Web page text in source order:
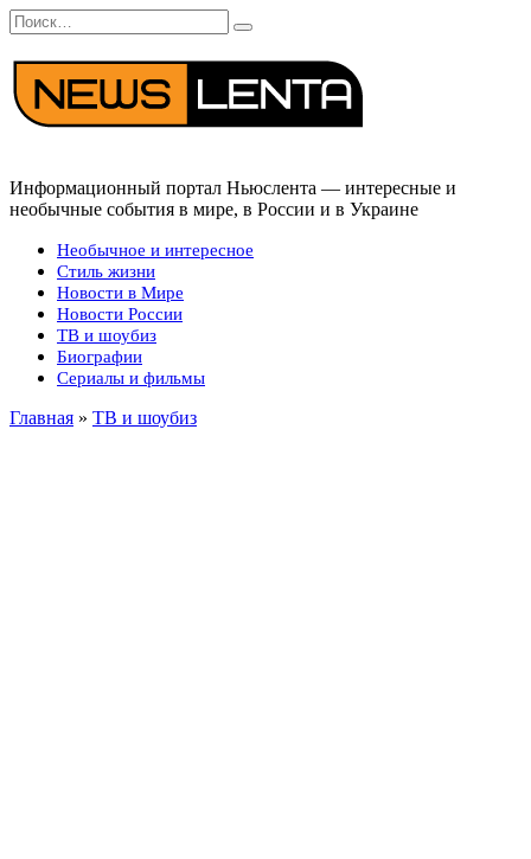
Перейти
к
содержанию
Search
for:
Информационный портал Ньюслента — интересные и
необычные события в мире, в России и в Украине
Необычное и интересное
Стиль жизни
Новости в Мире
Новости России
ТВ и шоубиз
Биографии
Сериалы и фильмы
Главная » ТВ и шоубиз